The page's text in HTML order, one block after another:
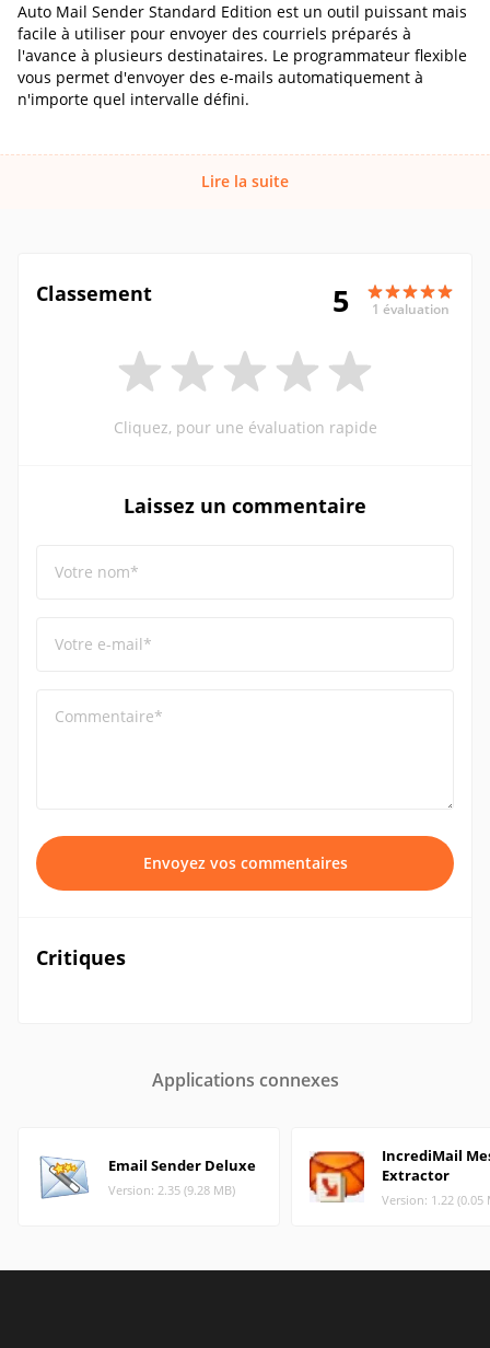
Auto Mail Sender Standard Edition est un outil puissant mais
facile à utiliser pour envoyer des courriels préparés à
l'avance à plusieurs destinataires. Le programmateur flexible
vous permet d'envoyer des e-mails automatiquement à
n'importe quel intervalle défini.
Lire la suite
Classement 5 1 évaluation
Cliquez, pour une évaluation rapide
Laissez un commentaire
Votre nom*
Votre e-mail*
Commentaire*
Envoyez vos commentaires
Critiques
Applications connexes
Email Sender Deluxe
Version: 2.35 (9.28 MB)
IncrediMail
Extractor
Version: 1.22 (0.05